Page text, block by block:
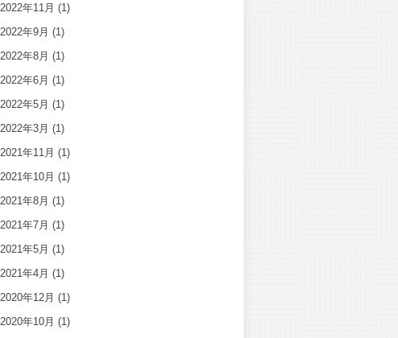
2022年11月 (1)
2022年9月 (1)
2022年8月 (1)
2022年6月 (1)
2022年5月 (1)
2022年3月 (1)
2021年11月 (1)
2021年10月 (1)
2021年8月 (1)
2021年7月 (1)
2021年5月 (1)
2021年4月 (1)
2020年12月 (1)
2020年10月 (1)